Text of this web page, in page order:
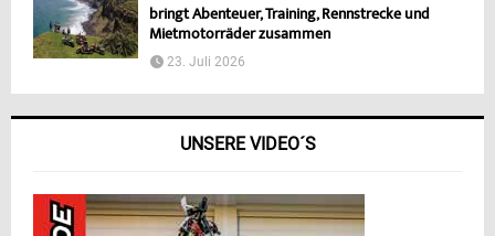
bringt Abenteuer, Training, Rennstrecke und
Mietmotorräder zusammen
23. Juli 2026
UNSERE VIDEO´S